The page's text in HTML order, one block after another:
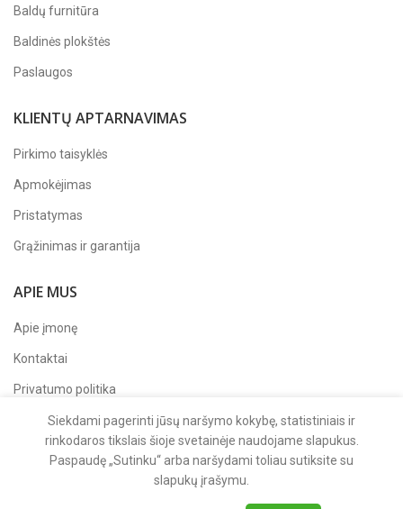
Baldų furnitūra
Baldinės plokštės
Paslaugos
KLIENTŲ APTARNAVIMAS
Pirkimo taisyklės
Apmokėjimas
Pristatymas
Grąžinimas ir garantija
APIE MUS
Apie įmonę
Kontaktai
Privatumo politika
Sekite musFacebook'e
Siekdami pagerinti jūsų naršymo kokybę, statistiniais ir
rinkodaros tikslais šioje svetainėje naudojame slapukus.
Paspaudę „Sutinku“ arba naršydami toliau sutiksite su
slapukų įrašymu.